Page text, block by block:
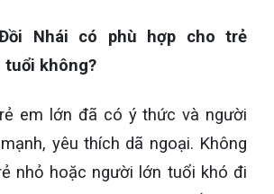
Nhái có phù hợp cho trẻ
không?
em lớn đã có ý thức và người
yêu thích dã ngoại. Không
nhỏ hoặc người lớn tuổi khó đi